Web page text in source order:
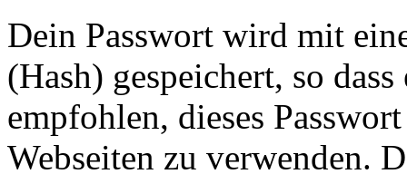
Dein Passwort wird mit
(Hash) gespeichert, so
empfohlen, dieses
Webseiten zu verwenden.